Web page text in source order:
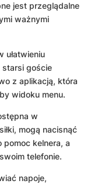
jest przeglądalne
ważnymi
ułatwieniu
starsi goście
z aplikacją, która
widoku menu.
w
mogą nacisnąć
kelnera, a
telefonie.
napoje,